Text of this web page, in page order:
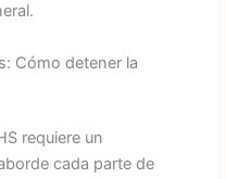
Cómo detener la
requiere un
cada parte de